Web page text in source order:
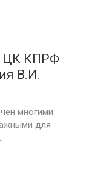
ЦК КПРФ
В.И.
многими
для